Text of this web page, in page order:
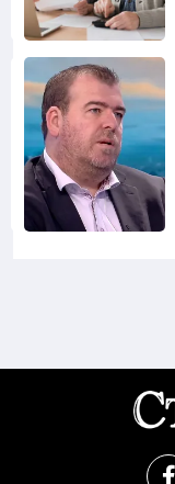
Снимка: бТВ